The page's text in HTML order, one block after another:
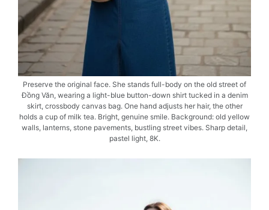
Preserve the original face. She stands full-body on the old street of
Đồng Văn, wearing a light-blue button-down shirt tucked in a denim
skirt, crossbody canvas bag. One hand adjusts her hair, the other
holds a cup of milk tea. Bright, genuine smile. Background: old yellow
walls, lanterns, stone pavements, bustling street vibes. Sharp detail,
pastel light, 8K.